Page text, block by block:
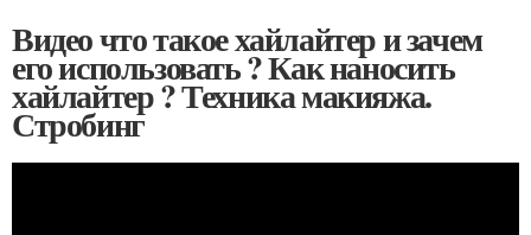
Видео что такое хайлайтер и зачем
его использовать ? Как наносить
хайлайтер ? Техника макияжа.
Стробинг